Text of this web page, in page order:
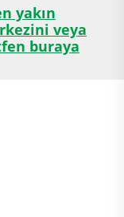
yakın
veya
buraya